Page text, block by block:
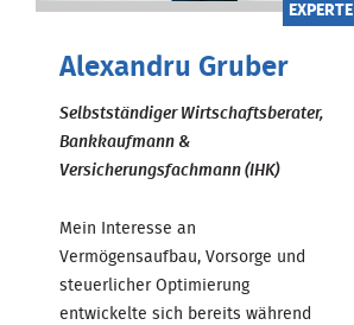
EXPERTE
Alexandru Gruber
Selbstständiger Wirtschaftsberater,
Bankkaufmann &
Versicherungsfachmann (IHK)
Mein Interesse an
Vermögensaufbau, Vorsorge und
steuerlicher Optimierung
entwickelte sich bereits während